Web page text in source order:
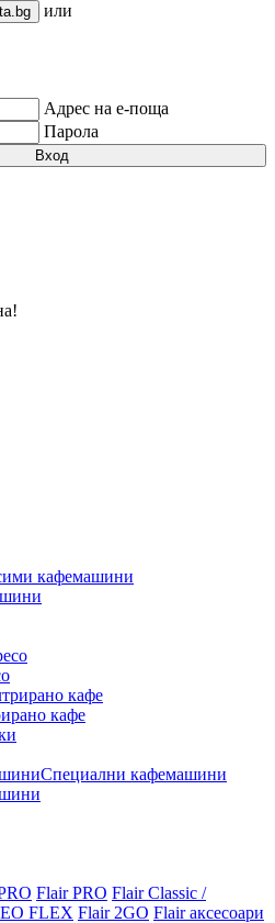
или
Адрес на е-поща
Парола
Вход
кафемашини
кафе
Специални кафемашини
Flair PRO Flair Classic /
FLEX Flair 2GO Flair аксесоари